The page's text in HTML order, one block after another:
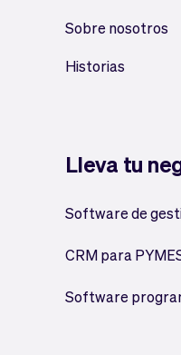
Sobre nosotros
Historias
Lleva tu
Software de
CRM para
Software